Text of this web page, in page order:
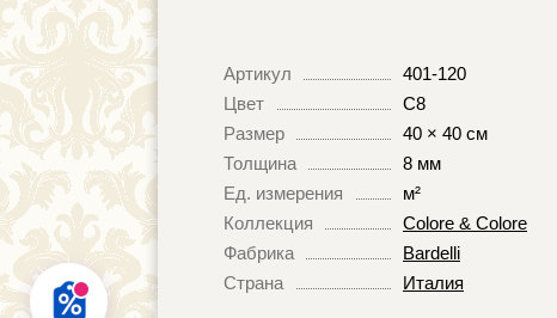
Артикул
401-120
Цвет
C8
Размер
40 × 40 см
Толщина
8 мм
Ед. измерения
м²
Коллекция
Colore & Colore
Фабрика
Bardelli
Страна
Италия